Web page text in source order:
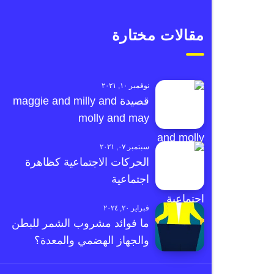
مقالات مختارة
نوفمبر ١٠, ٢٠٢١
قصيدة maggie and milly and
molly and may
سبتمبر ٠٧, ٢٠٢١
الحركات الاجتماعية كظاهرة
اجتماعية
فبراير ٢٠, ٢٠٢٤
ما فوائد مشروب الشمر للبطن
والجهاز الهضمي والمعدة؟